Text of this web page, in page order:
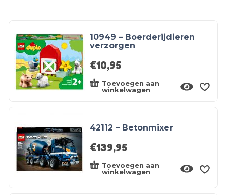
10949 – Boerderijdieren
verzorgen
€10,95
Toevoegen aan
winkelwagen
42112 – Betonmixer
€139,95
Toevoegen aan
winkelwagen